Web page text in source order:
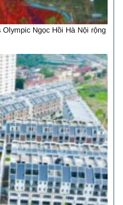
Ngọc Hồi Hà Nội rộng